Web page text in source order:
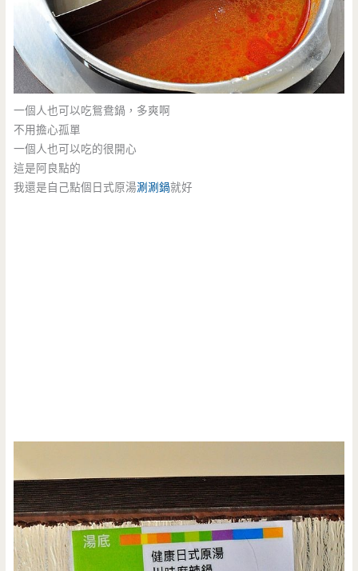
一個人也可以吃鴛鴦鍋，多爽啊
不用擔心孤單
一個人也可以吃的很開心
這是阿良點的
我還是自己點個日式原湯涮涮鍋就好